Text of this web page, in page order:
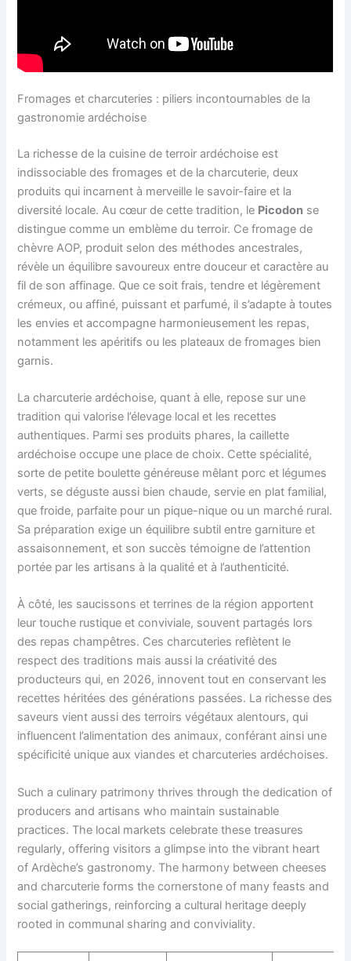
Fromages et charcuteries : piliers incontournables de la
gastronomie ardéchoise
La richesse de la cuisine de terroir ardéchoise est
indissociable des fromages et de la charcuterie, deux
produits qui incarnent à merveille le savoir-faire et la
diversité locale. Au cœur de cette tradition, le Picodon se
distingue comme un emblème du terroir. Ce fromage de
chèvre AOP, produit selon des méthodes ancestrales,
révèle un équilibre savoureux entre douceur et caractère au
fil de son affinage. Que ce soit frais, tendre et légèrement
crémeux, ou affiné, puissant et parfumé, il s’adapte à toutes
les envies et accompagne harmonieusement les repas,
notamment les apéritifs ou les plateaux de fromages bien
garnis.
La charcuterie ardéchoise, quant à elle, repose sur une
tradition qui valorise l’élevage local et les recettes
authentiques. Parmi ses produits phares, la caillette
ardéchoise occupe une place de choix. Cette spécialité,
sorte de petite boulette généreuse mêlant porc et légumes
verts, se déguste aussi bien chaude, servie en plat familial,
que froide, parfaite pour un pique-nique ou un marché rural.
Sa préparation exige un équilibre subtil entre garniture et
assaisonnement, et son succès témoigne de l’attention
portée par les artisans à la qualité et à l’authenticité.
À côté, les saucissons et terrines de la région apportent
leur touche rustique et conviviale, souvent partagés lors
des repas champêtres. Ces charcuteries reflètent le
respect des traditions mais aussi la créativité des
producteurs qui, en 2026, innovent tout en conservant les
recettes héritées des générations passées. La richesse des
saveurs vient aussi des terroirs végétaux alentours, qui
influencent l’alimentation des animaux, conférant ainsi une
spécificité unique aux viandes et charcuteries ardéchoises.
Such a culinary patrimony thrives through the dedication of
producers and artisans who maintain sustainable
practices. The local markets celebrate these treasures
regularly, offering visitors a glimpse into the vibrant heart
of Ardèche’s gastronomy. The harmony between cheeses
and charcuterie forms the cornerstone of many feasts and
social gatherings, reinforcing a cultural heritage deeply
rooted in communal sharing and conviviality.